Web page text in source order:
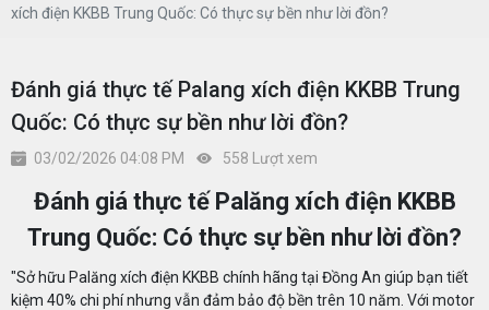
xích điện KKBB Trung Quốc: Có thực sự bền như lời đồn?
Đánh giá thực tế Palang xích điện KKBB Trung
Quốc: Có thực sự bền như lời đồn?
03/02/2026 04:08 PM 558 Lượt xem
Đánh giá thực tế Palăng xích điện KKBB
Trung Quốc: Có thực sự bền như lời đồn?
"Sở hữu Palăng xích điện KKBB chính hãng tại Đồng An giúp bạn tiết
kiệm 40% chi phí nhưng vẫn đảm bảo độ bền trên 10 năm. Với motor